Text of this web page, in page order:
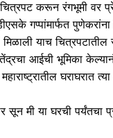
करून रंगभूमी वर
गप्पांमार्फत पुणेकरांना
मिळाली याच
आईची भूमिका
घराघरात
सून मी या घरची